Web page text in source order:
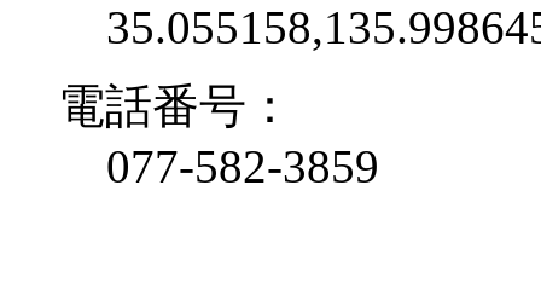
電話番号：
077-582-3859